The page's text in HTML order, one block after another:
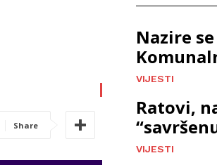
Share
Nazire
VIJESTI
Ratovi,
VIJESTI